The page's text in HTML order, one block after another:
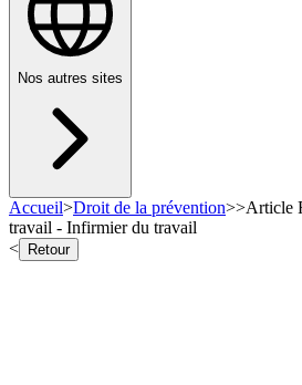
Nos autres sites
Accueil>Droit de la prévention>>Article
travail - Infirmier du travail
<
Retour